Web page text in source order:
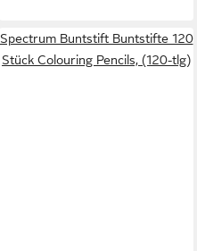
Spectrum Buntstift Buntstifte 120
Stück Colouring Pencils, (120-tlg)